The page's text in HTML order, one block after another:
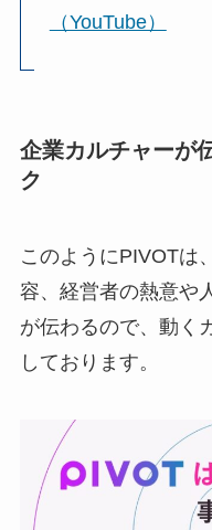
（YouTube）
企業カルチャーが
ク
このようにPIVOTは
容、経営者の熱意や
が伝わるので、動く
しております。